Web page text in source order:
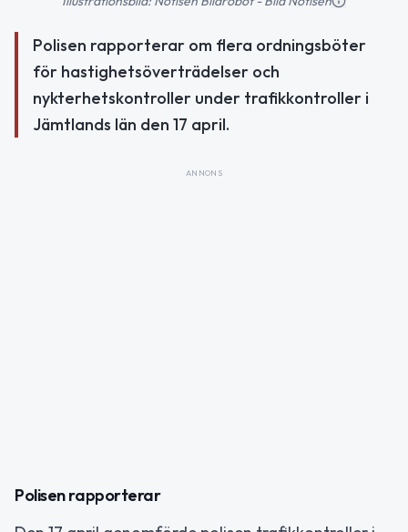
Polisen rapporterar om flera ordningsböter
för hastighetsöverträdelser och
nykterhetskontroller under trafikkontroller i
Jämtlands län den 17 april.
ANNONS
Polisen rapporterar